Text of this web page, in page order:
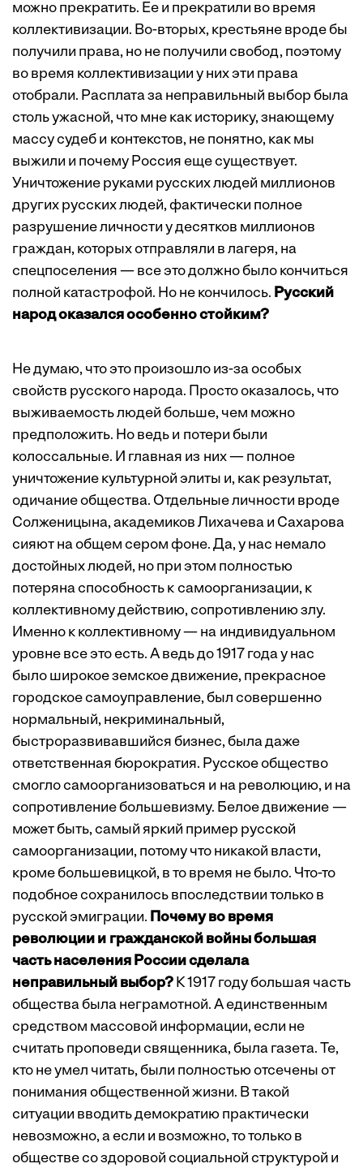
можно прекратить. Ее и прекратили во время
коллективизации. Во-вторых, крестьяне вроде бы
получили права, но не получили свобод, поэтому
во время коллективизации у них эти права
отобрали. Расплата за неправильный выбор была
столь ужасной, что мне как историку, знающему
массу судеб и контекстов, не понятно, как мы
выжили и почему Россия еще существует.
Уничтожение руками русских людей миллионов
других русских людей, фактически полное
разрушение личности у десятков миллионов
граждан, которых отправляли в лагеря, на
спецпоселения — все это должно было кончиться
полной катастрофой. Но не кончилось. Русский
народ оказался особенно стойким?
Не думаю, что это произошло из-за особых
свойств русского народа. Просто оказалось, что
выживаемость людей больше, чем можно
предположить. Но ведь и потери были
колоссальные. И главная из них — полное
уничтожение культурной элиты и, как результат,
одичание общества. Отдельные личности вроде
Солженицына, академиков Лихачева и Сахарова
сияют на общем сером фоне. Да, у нас немало
достойных людей, но при этом полностью
потеряна способность к самоорганизации, к
коллективному действию, сопротивлению злу.
Именно к коллективному — на индивидуальном
уровне все это есть. А ведь до 1917 года у нас
было широкое земское движение, прекрасное
городское самоуправление, был совершенно
нормальный, некриминальный,
быстроразвивавшийся бизнес, была даже
ответственная бюрократия. Русское общество
смогло самоорганизоваться и на революцию, и на
сопротивление большевизму. Белое движение —
может быть, самый яркий пример русской
самоорганизации, потому что никакой власти,
кроме большевицкой, в то время не было. Что-то
подобное сохранилось впоследствии только в
русской эмиграции. Почему во время
революции и гражданской войны большая
часть населения России сделала
неправильный выбор? К 1917 году большая часть
общест­ва была неграмотной. А единственным
средством массовой информации, если не
считать проповеди священника, была газета. Те,
кто не умел читать, были полностью отсечены от
понимания общест­венной жизни. В такой
ситуации вводить демократию практически
невозможно, а если и возможно, то только в
обществе со здоровой социальной структурой и